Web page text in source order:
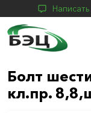
Болт
кл.пр.